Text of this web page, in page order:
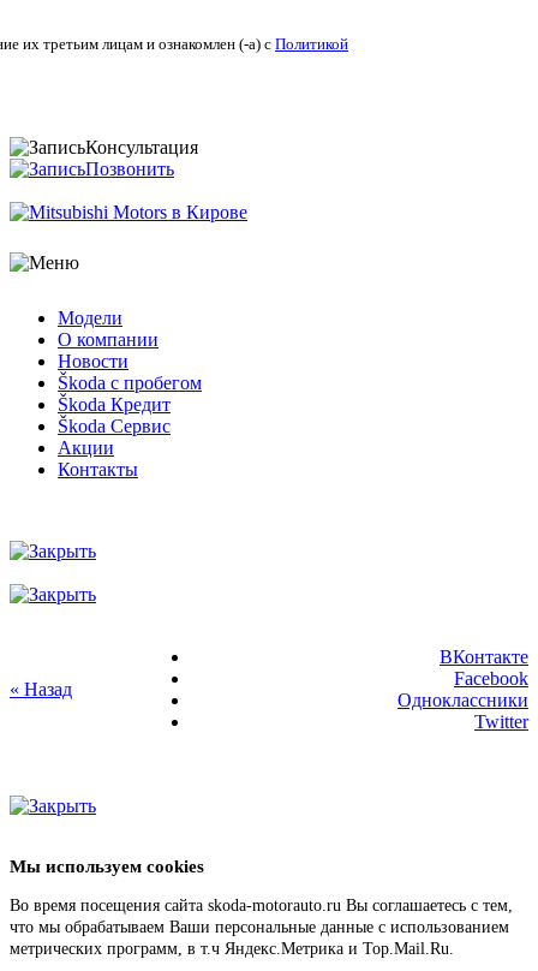
их третьим лицам и ознакомлен (-а) cПолитикой
Консультация
Позвонить
Модели
О компании
Новости
Škoda с пробегом
Škoda Кредит
Škoda Сервис
Акции
Контакты
« Назад
ВКонтакте
Facebook
Одноклассники
Twitter
Мы используем cookies
Во время посещения сайта skoda-motorauto.ru Вы соглашаетесь с тем,
что мы обрабатываем Ваши персональные данные с использованием
метрических программ, в т.ч Яндекс.Метрика и Top.Mail.Ru.